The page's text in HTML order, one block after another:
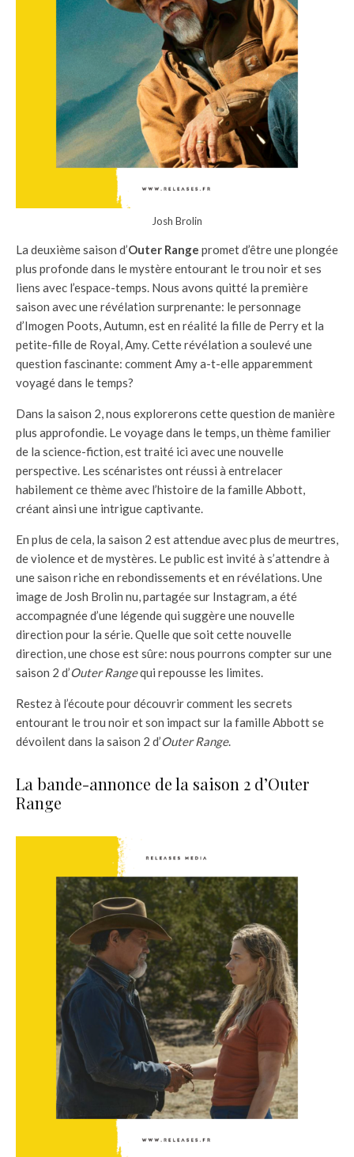
Josh Brolin
La deuxième saison d’Outer Range promet d’être une plongée
plus profonde dans le mystère entourant le trou noir et ses
liens avec l’espace-temps. Nous avons quitté la première
saison avec une révélation surprenante: le personnage
d’Imogen Poots, Autumn, est en réalité la fille de Perry et la
petite-fille de Royal, Amy. Cette révélation a soulevé une
question fascinante: comment Amy a-t-elle apparemment
voyagé dans le temps?
Dans la saison 2, nous explorerons cette question de manière
plus approfondie. Le voyage dans le temps, un thème familier
de la science-fiction, est traité ici avec une nouvelle
perspective. Les scénaristes ont réussi à entrelacer
habilement ce thème avec l’histoire de la famille Abbott,
créant ainsi une intrigue captivante.
En plus de cela, la saison 2 est attendue avec plus de meurtres,
de violence et de mystères. Le public est invité à s’attendre à
une saison riche en rebondissements et en révélations. Une
image de Josh Brolin nu, partagée sur Instagram, a été
accompagnée d’une légende qui suggère une nouvelle
direction pour la série. Quelle que soit cette nouvelle
direction, une chose est sûre: nous pourrons compter sur une
saison 2 d’Outer Rangequi repousse les limites.
Restez à l’écoute pour découvrir comment les secrets
entourant le trou noir et son impact sur la famille Abbott se
dévoilent dans la saison 2 d’Outer Range.
La bande-annonce de la saison 2 d’Outer
Range